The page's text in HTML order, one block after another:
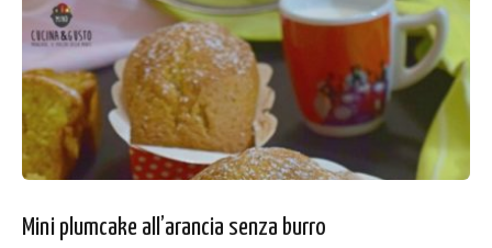
Mini plumcake all’arancia senza burro